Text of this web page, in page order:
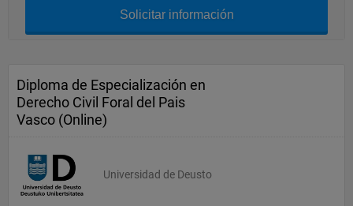
Solicitar información
Diploma de Especialización en
Derecho Civil Foral del Pais
Vasco (Online)
Universidad de Deusto